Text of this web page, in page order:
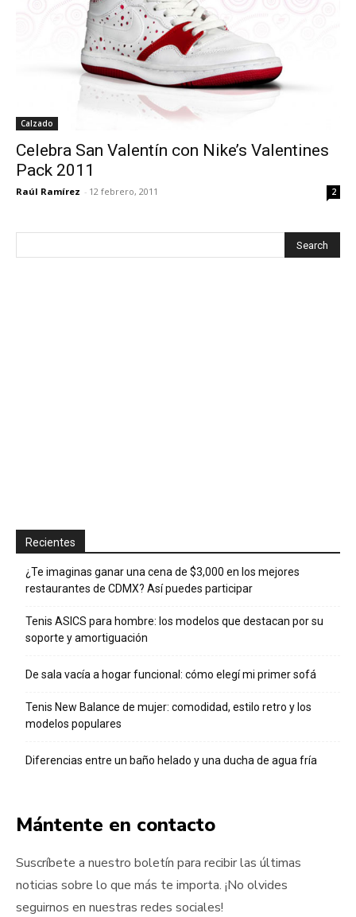
Calzado
Celebra San Valentín con Nike’s Valentines
Pack 2011
Raúl Ramírez - 12 febrero, 2011 2
Recientes
¿Te imaginas ganar una cena de $3,000 en los mejores
restaurantes de CDMX? Así puedes participar
Tenis ASICS para hombre: los modelos que destacan por su
soporte y amortiguación
De sala vacía a hogar funcional: cómo elegí mi primer sofá
Tenis New Balance de mujer: comodidad, estilo retro y los
modelos populares
Diferencias entre un baño helado y una ducha de agua fría
Mántente en contacto
Suscríbete a nuestro boletín para recibir las últimas
noticias sobre lo que más te importa. ¡No olvides
seguirnos en nuestras redes sociales!